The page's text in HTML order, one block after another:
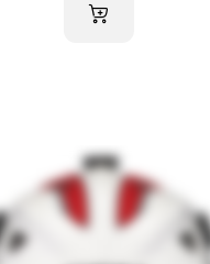
AJOUTER AU PANIER